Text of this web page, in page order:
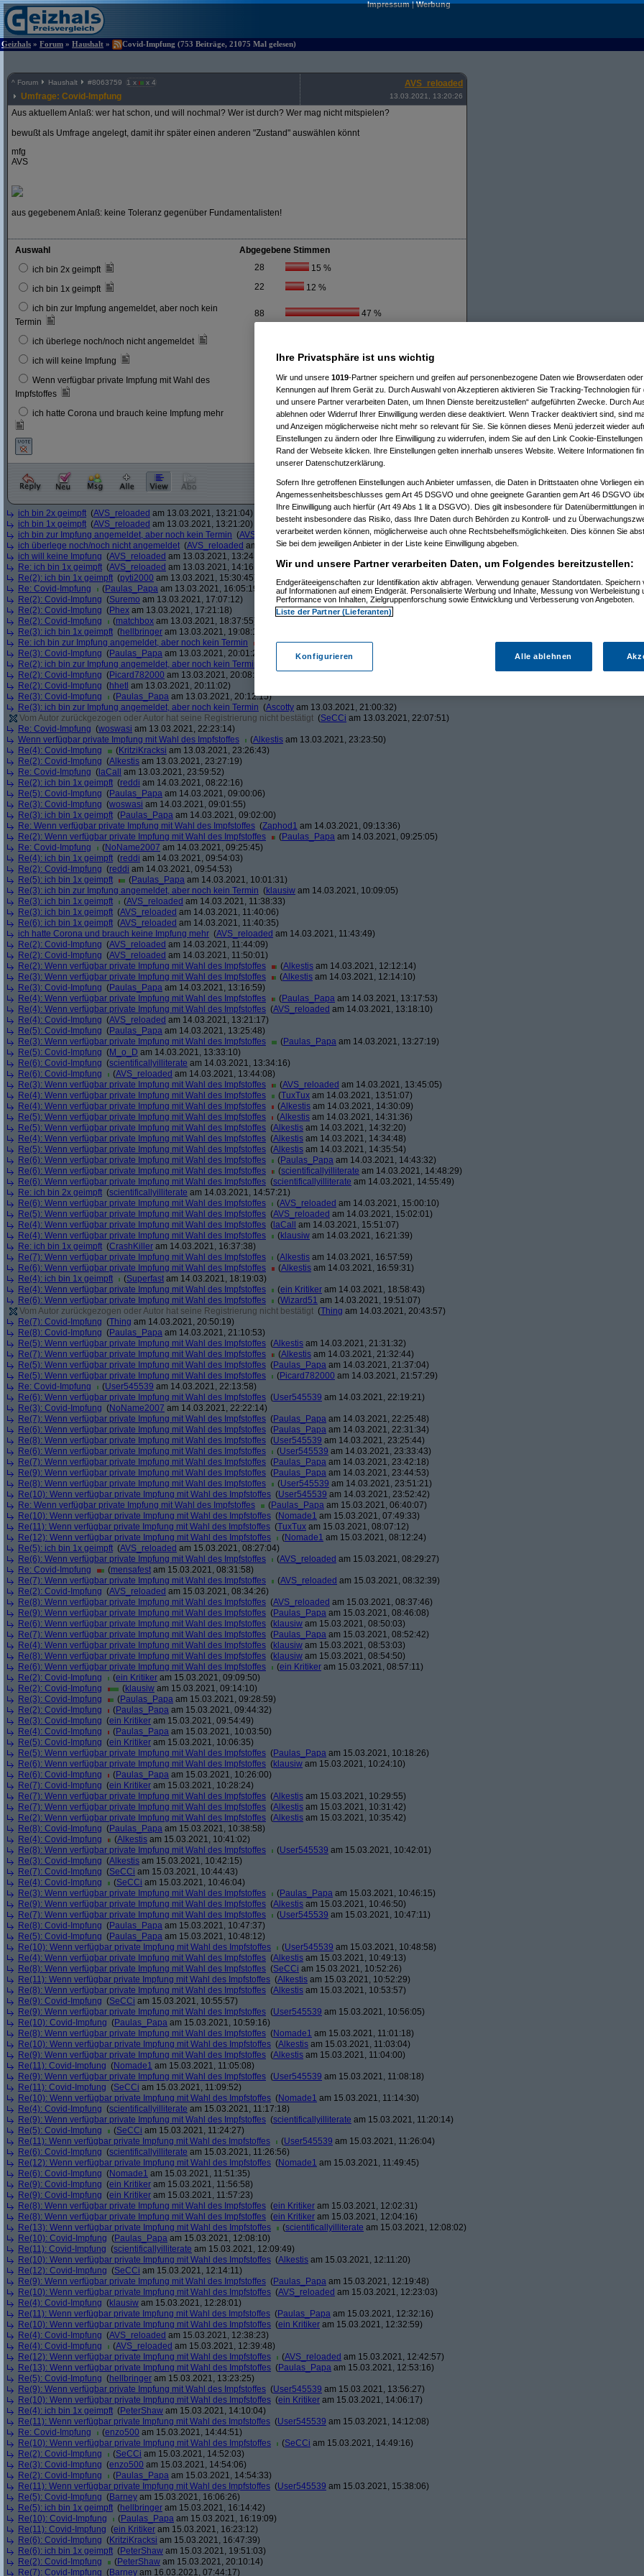
Impressum|Werbung
Geizhals » Forum » Haushalt » Covid-Impfung (753 Beiträge, 21075 Mal gelesen)
^ Forum Haushalt #8063759 1 x x 4
Umfrage: Covid-Impfung
AVS_reloaded
13.03.2021, 13:20:26
Aus aktuellem Anlaß: wer hat schon, und will nochmal? Wer ist durch? Wer mag nicht mitspielen?
bewußt als Umfrage angelegt, damit ihr später einen anderen "Zustand" auswählen könnt
mfg
AVS
aus gegebenem Anlaß: keine Toleranz gegenüber Fundamentalisten!
Auswahl
Abgegebene Stimmen
ich bin 2x geimpft
28 15 %
ich bin 1x geimpft 22 12 %
ich bin zur Impfung angemeldet, aber noch kein
Termin
88 47 %
ich überlege noch/noch nicht angemeldet
ich will keine Impfung 12 %
Wenn verfügbar private Impfung mit Wahl des
Impfstoffes
ich hatte Corona und brauch keine Impfung mehr 4 %
ich bin 2x geimpft (AVS_reloaded am 13.03.2021, 13:21:04)
ich bin 1x geimpft (AVS_reloaded am 13.03.2021, 13:21:20)
ich bin zur Impfung angemeldet, aber noch kein Termin (AVS_reloadedam 13.03.2021, 13:22:08)
ich überlege noch/noch nicht angemeldet (AVS_reloaded am 13.03.2021, 13:23:55)
ich will keine Impfung (AVS_reloaded am 13.03.2021, 13:24:12)
Re: ich bin 1x geimpft (AVS_reloaded am 13.03.2021, 14:16:51)
Re(2): ich bin 1x geimpft (pyti2000 am 13.03.2021, 15:30:45)
Re: Covid-Impfung
(Paulas_Papa am 13.03.2021, 16:05:19)
Re(2): Covid-Impfung (Suremo am 13.03.2021, 17:07:12)
Re(2): Covid-Impfung (Phex am 13.03.2021, 17:21:18)
Re(2): Covid-Impfung
(matchbox am 13.03.2021, 18:37:55)
Re(3): ich bin 1x geimpft (hellbringer am 13.03.2021, 19:08:15)
Re: ich bin zur Impfung angemeldet, aber noch kein Termin
Ascottyam 13.03.2021, 19:14:53)
Re(3): Covid-Impfung (Paulas_Papa am 13.03.2021, 20:01:29)
Re(2): ich bin zur Impfung angemeldet, aber noch kein Termin
Re(2): Covid-Impfung (Picard782000 am 13.03.2021, 20:08:50)
Re(2): Covid-Impfung (hhetl am 13.03.2021, 20:11:02)
Re(3): Covid-Impfung
(Paulas_Papa am 13.03.2021, 20:12:15)
Re(3): ich bin zur Impfung angemeldet, aber noch kein Termin (Ascotty am 13.03.2021, 21:00:32)
Vom Autor zurückgezogen oder Autor hat seine Registrierung nicht bestätigt (SeCCi am 13.03.2021, 22:07:51)
Re: Covid-Impfung (woswasi am 13.03.2021, 22:23:14)
Wenn verfügbar private Impfung mit Wahl des Impfstoffes
(Alkestis am 13.03.2021, 23:23:50)
Re(4): Covid-Impfung
(KritziKracksi am 13.03.2021, 23:26:43)
Re(2): Covid-Impfung (Alkestis am 13.03.2021, 23:27:19)
Re: Covid-Impfung ( laCall
am 13.03.2021, 23:59:52)
Re(2): ich bin 1x geimpft (reddi am 14.03.2021, 08:22:16)
Re(5): Covid-Impfung (Paulas_Papa am 14.03.2021, 09:00:06)
Re(3): Covid-Impfung (woswasi am 14.03.2021, 09:01:55)
Re(3): ich bin 1x geimpft (Paulas_Papa am 14.03.2021, 09:02:00)
Re: Wenn verfügbar private Impfung mit Wahl des Impfstoffes (Zaphod1 am 14.03.2021, 09:13:36)
Re(2): Wenn verfügbar private Impfung mit Wahl des Impfstoffes
(Paulas_Papa am 14.03.2021, 09:25:05)
Re: Covid-Impfung
(NoName2007 am 14.03.2021, 09:25:45)
Re(4): ich bin 1x geimpft (reddi am 14.03.2021, 09:54:03)
Re(2): Covid-Impfung (reddi am 14.03.2021, 09:54:53)
Re(5): ich bin 1x geimpft
(Paulas_Papa am 14.03.2021, 10:01:31)
Re(3): ich bin zur Impfung angemeldet, aber noch kein Termin (klausiw am 14.03.2021, 10:09:05)
Re(3): ich bin 1x geimpft
(AVS_reloaded am 14.03.2021, 11:38:33)
Re(3): ich bin 1x geimpft (AVS_reloaded am 14.03.2021, 11:40:06)
Re(6): ich bin 1x geimpft (AVS_reloaded am 14.03.2021, 11:40:35)
ich hatte Corona und brauch keine Impfung mehr (AVS_reloaded am 14.03.2021, 11:43:49)
Re(2): Covid-Impfung (AVS_reloaded am 14.03.2021, 11:44:09)
Re(2): Covid-Impfung (AVS_reloaded am 14.03.2021, 11:50:01)
Re(2): Wenn verfügbar private Impfung mit Wahl des Impfstoffes
(Alkestis am 14.03.2021, 12:12:14)
Re(3): Wenn verfügbar private Impfung mit Wahl des Impfstoffes
(Alkestis am 14.03.2021, 12:14:10)
Re(3): Covid-Impfung (Paulas_Papa am 14.03.2021, 13:16:59)
Re(4): Wenn verfügbar private Impfung mit Wahl des Impfstoffes
(Paulas_Papa am 14.03.2021, 13:17:53)
Re(4): Wenn verfügbar private Impfung mit Wahl des Impfstoffes (AVS_reloaded am 14.03.2021, 13:18:10)
Re(4): Covid-Impfung (AVS_reloaded am 14.03.2021, 13:21:17)
Re(5): Covid-Impfung (Paulas_Papa am 14.03.2021, 13:25:48)
Re(3): Wenn verfügbar private Impfung mit Wahl des Impfstoffes
(Paulas_Papa am 14.03.2021, 13:27:19)
Re(5): Covid-Impfung (M_o_D am 14.03.2021, 13:33:10)
Re(6): Covid-Impfung (scientificallyilliterate am 14.03.2021, 13:34:16)
Re(6): Covid-Impfung
(AVS_reloaded am 14.03.2021, 13:44:08)
Re(3): Wenn verfügbar private Impfung mit Wahl des Impfstoffes
(AVS_reloaded am 14.03.2021, 13:45:05)
Re(4): Wenn verfügbar private Impfung mit Wahl des Impfstoffes
(TuxTux am 14.03.2021, 13:51:07)
Re(4): Wenn verfügbar private Impfung mit Wahl des Impfstoffes
(Alkestis am 14.03.2021, 14:30:09)
Re(5): Wenn verfügbar private Impfung mit Wahl des Impfstoffes
(Alkestis am 14.03.2021, 14:31:36)
Re(5): Wenn verfügbar private Impfung mit Wahl des Impfstoffes (Alkestis am 14.03.2021, 14:32:20)
Re(4): Wenn verfügbar private Impfung mit Wahl des Impfstoffes (Alkestis am 14.03.2021, 14:34:48)
Re(5): Wenn verfügbar private Impfung mit Wahl des Impfstoffes (Alkestis am 14.03.2021, 14:35:54)
Re(6): Wenn verfügbar private Impfung mit Wahl des Impfstoffes
(Paulas_Papa am 14.03.2021, 14:43:32)
Re(6): Wenn verfügbar private Impfung mit Wahl des Impfstoffes
(scientificallyilliterate am 14.03.2021, 14:48:29)
Re(6): Wenn verfügbar private Impfung mit Wahl des Impfstoffes (scientificallyilliterate am 14.03.2021, 14:55:49)
Re: ich bin 2x geimpft (scientificallyilliterate am 14.03.2021, 14:57:21)
Re(6): Wenn verfügbar private Impfung mit Wahl des Impfstoffes
(AVS_reloaded am 14.03.2021, 15:00:10)
Re(5): Wenn verfügbar private Impfung mit Wahl des Impfstoffes (AVS_reloaded am 14.03.2021, 15:02:01)
Re(4): Wenn verfügbar private Impfung mit Wahl des Impfstoffes ( laCall
am 14.03.2021, 15:51:07)
Re(4): Wenn verfügbar private Impfung mit Wahl des Impfstoffes
(klausiw am 14.03.2021, 16:21:39)
Re: ich bin 1x geimpft (CrashKiller am 14.03.2021, 16:37:38)
Re(7): Wenn verfügbar private Impfung mit Wahl des Impfstoffes
(Alkestis am 14.03.2021, 16:57:59)
Re(6): Wenn verfügbar private Impfung mit Wahl des Impfstoffes
(Alkestis am 14.03.2021, 16:59:31)
Re(4): ich bin 1x geimpft
(Superfast am 14.03.2021, 18:19:03)
Re(4): Wenn verfügbar private Impfung mit Wahl des Impfstoffes
(ein Kritiker am 14.03.2021, 18:58:43)
Re(6): Wenn verfügbar private Impfung mit Wahl des Impfstoffes
(Wizard51 am 14.03.2021, 19:51:07)
Vom Autor zurückgezogen oder Autor hat seine Registrierung nicht bestätigt (Thing am 14.03.2021, 20:43:57)
Re(7): Covid-Impfung (Thing am 14.03.2021, 20:50:19)
Re(8): Covid-Impfung (Paulas_Papa am 14.03.2021, 21:10:53)
Re(5): Wenn verfügbar private Impfung mit Wahl des Impfstoffes (Alkestis am 14.03.2021, 21:31:32)
Re(7): Wenn verfügbar private Impfung mit Wahl des Impfstoffes
(Alkestis am 14.03.2021, 21:32:44)
Re(5): Wenn verfügbar private Impfung mit Wahl des Impfstoffes (Paulas_Papa am 14.03.2021, 21:37:04)
Re(5): Wenn verfügbar private Impfung mit Wahl des Impfstoffes
(Picard782000 am 14.03.2021, 21:57:29)
Re: Covid-Impfung
(User545539 am 14.03.2021, 22:13:58)
Re(6): Wenn verfügbar private Impfung mit Wahl des Impfstoffes (User545539 am 14.03.2021, 22:19:21)
Re(3): Covid-Impfung (NoName2007 am 14.03.2021, 22:22:14)
Re(7): Wenn verfügbar private Impfung mit Wahl des Impfstoffes (Paulas_Papa am 14.03.2021, 22:25:48)
Re(6): Wenn verfügbar private Impfung mit Wahl des Impfstoffes (Paulas_Papa am 14.03.2021, 22:31:34)
Re(8): Wenn verfügbar private Impfung mit Wahl des Impfstoffes (User545539 am 14.03.2021, 23:25:44)
Re(6): Wenn verfügbar private Impfung mit Wahl des Impfstoffes
(User545539 am 14.03.2021, 23:33:43)
Re(7): Wenn verfügbar private Impfung mit Wahl des Impfstoffes (Paulas_Papa am 14.03.2021, 23:42:18)
Re(9): Wenn verfügbar private Impfung mit Wahl des Impfstoffes (Paulas_Papa am 14.03.2021, 23:44:53)
Re(8): Wenn verfügbar private Impfung mit Wahl des Impfstoffes
(User545539 am 14.03.2021, 23:51:21)
Re(10): Wenn verfügbar private Impfung mit Wahl des Impfstoffes (User545539 am 14.03.2021, 23:52:42)
Re: Wenn verfügbar private Impfung mit Wahl des Impfstoffes
(Paulas_Papa am 15.03.2021, 06:40:07)
Re(10): Wenn verfügbar private Impfung mit Wahl des Impfstoffes (Nomade1 am 15.03.2021, 07:49:33)
Re(11): Wenn verfügbar private Impfung mit Wahl des Impfstoffes (TuxTux am 15.03.2021, 08:07:12)
Re(12): Wenn verfügbar private Impfung mit Wahl des Impfstoffes
(Nomade1 am 15.03.2021, 08:12:24)
Re(5): ich bin 1x geimpft (AVS_reloaded am 15.03.2021, 08:27:04)
Re(6): Wenn verfügbar private Impfung mit Wahl des Impfstoffes
(AVS_reloaded am 15.03.2021, 08:29:27)
Re: Covid-Impfung
(mensafest am 15.03.2021, 08:31:58)
Re(7): Wenn verfügbar private Impfung mit Wahl des Impfstoffes
(AVS_reloaded am 15.03.2021, 08:32:39)
Re(2): Covid-Impfung (AVS_reloaded am 15.03.2021, 08:34:26)
Re(8): Wenn verfügbar private Impfung mit Wahl des Impfstoffes (AVS_reloaded am 15.03.2021, 08:37:46)
Re(9): Wenn verfügbar private Impfung mit Wahl des Impfstoffes (Paulas_Papa am 15.03.2021, 08:46:08)
Re(6): Wenn verfügbar private Impfung mit Wahl des Impfstoffes (klausiw am 15.03.2021, 08:50:03)
Re(7): Wenn verfügbar private Impfung mit Wahl des Impfstoffes (Paulas_Papa am 15.03.2021, 08:52:42)
Re(4): Wenn verfügbar private Impfung mit Wahl des Impfstoffes (klausiw am 15.03.2021, 08:53:03)
Re(8): Wenn verfügbar private Impfung mit Wahl des Impfstoffes (klausiw am 15.03.2021, 08:54:50)
Re(6): Wenn verfügbar private Impfung mit Wahl des Impfstoffes
(ein Kritiker am 15.03.2021, 08:57:11)
Re(2): Covid-Impfung
(ein Kritiker am 15.03.2021, 09:09:50)
Re(2): Covid-Impfung
(klausiw am 15.03.2021, 09:14:10)
Re(3): Covid-Impfung
(Paulas_Papa am 15.03.2021, 09:28:59)
Re(2): Covid-Impfung
(Paulas_Papa am 15.03.2021, 09:44:32)
Re(3): Covid-Impfung (ein Kritiker am 15.03.2021, 09:54:49)
Re(4): Covid-Impfung
(Paulas_Papa am 15.03.2021, 10:03:50)
Re(5): Covid-Impfung (ein Kritiker am 15.03.2021, 10:06:35)
Re(5): Wenn verfügbar private Impfung mit Wahl des Impfstoffes (Paulas_Papa am 15.03.2021, 10:18:26)
Re(6): Wenn verfügbar private Impfung mit Wahl des Impfstoffes (klausiw am 15.03.2021, 10:24:10)
Re(6): Covid-Impfung
(Paulas_Papa am 15.03.2021, 10:26:00)
Re(7): Covid-Impfung (ein Kritiker am 15.03.2021, 10:28:24)
Re(7): Wenn verfügbar private Impfung mit Wahl des Impfstoffes (Alkestis am 15.03.2021, 10:29:55)
Re(7): Wenn verfügbar private Impfung mit Wahl des Impfstoffes (Alkestis am 15.03.2021, 10:31:42)
Re(2): Wenn verfügbar private Impfung mit Wahl des Impfstoffes (Alkestis am 15.03.2021, 10:35:42)
Re(8): Covid-Impfung (Paulas_Papa am 15.03.2021, 10:38:58)
Re(4): Covid-Impfung
(Alkestis am 15.03.2021, 10:41:02)
Re(8): Wenn verfügbar private Impfung mit Wahl des Impfstoffes
(User545539 am 15.03.2021, 10:42:01)
Re(3): Covid-Impfung (Alkestis am 15.03.2021, 10:42:15)
Re(7): Covid-Impfung (SeCCi am 15.03.2021, 10:44:43)
Re(4): Covid-Impfung
(SeCCi am 15.03.2021, 10:46:04)
Re(3): Wenn verfügbar private Impfung mit Wahl des Impfstoffes
(Paulas_Papa am 15.03.2021, 10:46:15)
Re(9): Wenn verfügbar private Impfung mit Wahl des Impfstoffes (Alkestis am 15.03.2021, 10:46:50)
Re(7): Wenn verfügbar private Impfung mit Wahl des Impfstoffes
(User545539 am 15.03.2021, 10:47:11)
Re(8): Covid-Impfung (Paulas_Papa am 15.03.2021, 10:47:37)
Re(5): Covid-Impfung (Paulas_Papa am 15.03.2021, 10:48:12)
Re(10): Wenn verfügbar private Impfung mit Wahl des Impfstoffes
(User545539 am 15.03.2021, 10:48:58)
Re(4): Wenn verfügbar private Impfung mit Wahl des Impfstoffes (Alkestis am 15.03.2021, 10:49:13)
Re(8): Wenn verfügbar private Impfung mit Wahl des Impfstoffes (SeCCi am 15.03.2021, 10:52:26)
Re(11): Wenn verfügbar private Impfung mit Wahl des Impfstoffes (Alkestis am 15.03.2021, 10:52:29)
Re(8): Wenn verfügbar private Impfung mit Wahl des Impfstoffes (Alkestis am 15.03.2021, 10:53:57)
Re(9): Covid-Impfung (SeCCi am 15.03.2021, 10:55:57)
Re(9): Wenn verfügbar private Impfung mit Wahl des Impfstoffes (User545539 am 15.03.2021, 10:56:05)
Re(10): Covid-Impfung (Paulas_Papa am 15.03.2021, 10:59:16)
Re(8): Wenn verfügbar private Impfung mit Wahl des Impfstoffes (Nomade1 am 15.03.2021, 11:01:18)
Re(10): Wenn verfügbar private Impfung mit Wahl des Impfstoffes (Alkestis am 15.03.2021, 11:03:04)
Re(9): Wenn verfügbar private Impfung mit Wahl des Impfstoffes (Alkestis am 15.03.2021, 11:04:00)
Re(11): Covid-Impfung (Nomade1 am 15.03.2021, 11:05:08)
Re(9): Wenn verfügbar private Impfung mit Wahl des Impfstoffes (User545539 am 15.03.2021, 11:08:18)
Re(11): Covid-Impfung (SeCCi am 15.03.2021, 11:09:52)
Re(10): Wenn verfügbar private Impfung mit Wahl des Impfstoffes (Nomade1 am 15.03.2021, 11:14:30)
Re(4): Covid-Impfung (scientificallyilliterate am 15.03.2021, 11:17:18)
Re(9): Wenn verfügbar private Impfung mit Wahl des Impfstoffes (scientificallyilliterate am 15.03.2021, 11:20:14)
Re(5): Covid-Impfung
(SeCCi am 15.03.2021, 11:24:27)
Re(11): Wenn verfügbar private Impfung mit Wahl des Impfstoffes
(User545539 am 15.03.2021, 11:26:04)
Re(6): Covid-Impfung (scientificallyilliterate am 15.03.2021, 11:26:56)
Re(12): Wenn verfügbar private Impfung mit Wahl des Impfstoffes (Nomade1 am 15.03.2021, 11:49:45)
Re(6): Covid-Impfung (Nomade1 am 15.03.2021, 11:51:35)
Re(9): Covid-Impfung (ein Kritiker am 15.03.2021, 11:56:58)
Re(9): Covid-Impfung (ein Kritiker am 15.03.2021, 11:57:23)
Re(8): Wenn verfügbar private Impfung mit Wahl des Impfstoffes (ein Kritiker am 15.03.2021, 12:02:31)
Re(8): Wenn verfügbar private Impfung mit Wahl des Impfstoffes (ein Kritiker am 15.03.2021, 12:04:16)
Re(13): Wenn verfügbar private Impfung mit Wahl des Impfstoffes
(scientificallyilliterate am 15.03.2021, 12:08:02)
Re(10): Covid-Impfung (Paulas_Papa am 15.03.2021, 12:08:10)
Re(11): Covid-Impfung (scientificallyilliterate am 15.03.2021, 12:09:49)
Re(10): Wenn verfügbar private Impfung mit Wahl des Impfstoffes (Alkestis am 15.03.2021, 12:11:20)
Re(12): Covid-Impfung (SeCCi am 15.03.2021, 12:14:11)
Re(9): Wenn verfügbar private Impfung mit Wahl des Impfstoffes (Paulas_Papa am 15.03.2021, 12:19:48)
Re(10): Wenn verfügbar private Impfung mit Wahl des Impfstoffes (AVS_reloaded am 15.03.2021, 12:23:03)
Re(4): Covid-Impfung (klausiw am 15.03.2021, 12:28:01)
Re(11): Wenn verfügbar private Impfung mit Wahl des Impfstoffes (Paulas_Papa am 15.03.2021, 12:32:16)
Re(10): Wenn verfügbar private Impfung mit Wahl des Impfstoffes (ein Kritiker am 15.03.2021, 12:32:59)
Re(4): Covid-Impfung (AVS_reloaded am 15.03.2021, 12:38:23)
Re(4): Covid-Impfung
(AVS_reloaded am 15.03.2021, 12:39:48)
Re(12): Wenn verfügbar private Impfung mit Wahl des Impfstoffes
(AVS_reloaded am 15.03.2021, 12:42:57)
Re(13): Wenn verfügbar private Impfung mit Wahl des Impfstoffes (Paulas_Papa am 15.03.2021, 12:53:16)
Re(5): Covid-Impfung (hellbringer am 15.03.2021, 13:23:25)
Re(9): Wenn verfügbar private Impfung mit Wahl des Impfstoffes (User545539 am 15.03.2021, 13:56:27)
Re(10): Wenn verfügbar private Impfung mit Wahl des Impfstoffes (ein Kritiker am 15.03.2021, 14:06:17)
Re(4): ich bin 1x geimpft (PeterShaw am 15.03.2021, 14:10:04)
Re(11): Wenn verfügbar private Impfung mit Wahl des Impfstoffes (User545539 am 15.03.2021, 14:12:08)
Re: Covid-Impfung
(enzo500 am 15.03.2021, 14:44:51)
Re(10): Wenn verfügbar private Impfung mit Wahl des Impfstoffes
(SeCCi am 15.03.2021, 14:49:16)
Re(2): Covid-Impfung
(SeCCi am 15.03.2021, 14:52:03)
Re(3): Covid-Impfung (enzo500 am 15.03.2021, 14:54:06)
Re(2): Covid-Impfung
(Paulas_Papa am 15.03.2021, 14:54:33)
Re(11): Wenn verfügbar private Impfung mit Wahl des Impfstoffes (User545539 am 15.03.2021, 15:38:06)
Re(5): Covid-Impfung (Barney am 15.03.2021, 16:06:26)
Re(5): ich bin 1x geimpft (hellbringer am 15.03.2021, 16:14:42)
Re(10): Covid-Impfung
(Paulas_Papa am 15.03.2021, 16:19:09)
Re(11): Covid-Impfung (ein Kritiker am 15.03.2021, 16:23:12)
Re(6): Covid-Impfung (KritziKracksi am 15.03.2021, 16:47:39)
Re(6): ich bin 1x geimpft (PeterShaw am 15.03.2021, 19:51:03)
Re(2): Covid-Impfung
(PeterShaw am 15.03.2021, 20:10:14)
Re(7): Covid-Impfung (Barney am 16.03.2021, 07:44:17)
Ihre Privatsphäre ist uns wichtig
Wir und unsere 1019-Partner speichern und greifen auf personenbezogene Daten wie Browserdaten
Kennungen auf Ihrem Gerät zu. Durch Auswahl von Akzeptieren aktivieren Sie Tracking-Technologien für
und unsere Partner verarbeiten Daten, um Ihnen Dienste bereitzustellen“ aufgeführten Zwecke. Durch
ablehnen oder Widerruf Ihrer Einwilligung werden diese deaktiviert. Wenn Tracker deaktiviert sind, sind
und Anzeigen möglicherweise nicht mehr so relevant für Sie. Sie können dieses Menü jederzeit wieder
Einstellungen zu ändern oder Ihre Einwilligung zu widerrufen, indem Sie auf den Link Cookie-
Rand der Webseite klicken. Ihre Einstellungen gelten innerhalb unseres Website. Weitere Informationen
unserer Datenschutzerklärung.
Sofern Ihre getroffenen Einstellungen auch Anbieter umfassen, die Daten in Drittstaaten ohne Vorliegen
Angemessenheitsbeschlusses gem Art 45 DSGVO und ohne geeignete Garantien gem Art 46 DSGVO
Ihre Einwilligung auch hierfür (Art 49 Abs 1 lit a DSGVO). Dies gilt insbesondere für Datenübermittlungen
besteht insbesondere das Risiko, dass Ihre Daten durch Behörden zu Kontroll- und zu
verarbeitet werden können, möglicherweise auch ohne Rechtsbehelfsmöglichkeiten. Dies können Sie
Sie bei dem jeweiligen Anbieter in der Liste keine Einwilligung abgeben.
Wir und unsere Partner verarbeiten Daten, um Folgendes bereitzustellen:
Endgeräteeigenschaften zur Identifikation aktiv abfragen. Verwendung genauer Standortdaten. Speichern
auf Informationen auf einem Endgerät. Personalisierte Werbung und Inhalte, Messung von Werbeleistung
Performance von Inhalten, Zielgruppenforschung sowie Entwicklung und Verbesserung von Angeboten.
Liste der Partner (Lieferanten)
Konfigurieren Alle ablehnen